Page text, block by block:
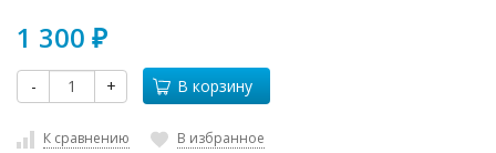
1 300 ₽
- + В корзину
К сравнению В избранное